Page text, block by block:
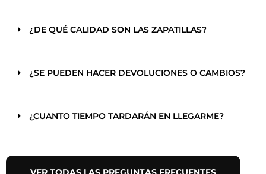
¿DE QUÉ CALIDAD SON LAS ZAPATILLAS?
¿SE PUEDEN HACER DEVOLUCIONES O CAMBIOS?
¿CUANTO TIEMPO TARDARÁN EN LLEGARME?